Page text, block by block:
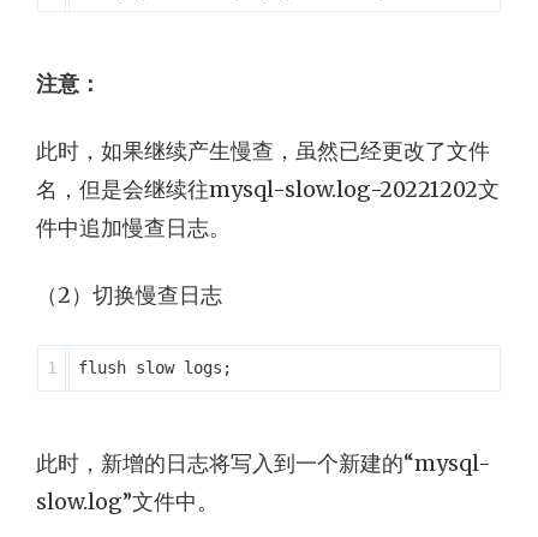
注意：
此时，如果继续产生慢查，虽然已经更改了文件
名，但是会继续往mysql-slow.log-20221202文
件中追加慢查日志。
（2）切换慢查日志
此时，新增的日志将写入到一个新建的“mysql-
slow.log”文件中。